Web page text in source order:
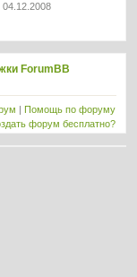
04.12.2008
ForumBB
Помощь по форуму